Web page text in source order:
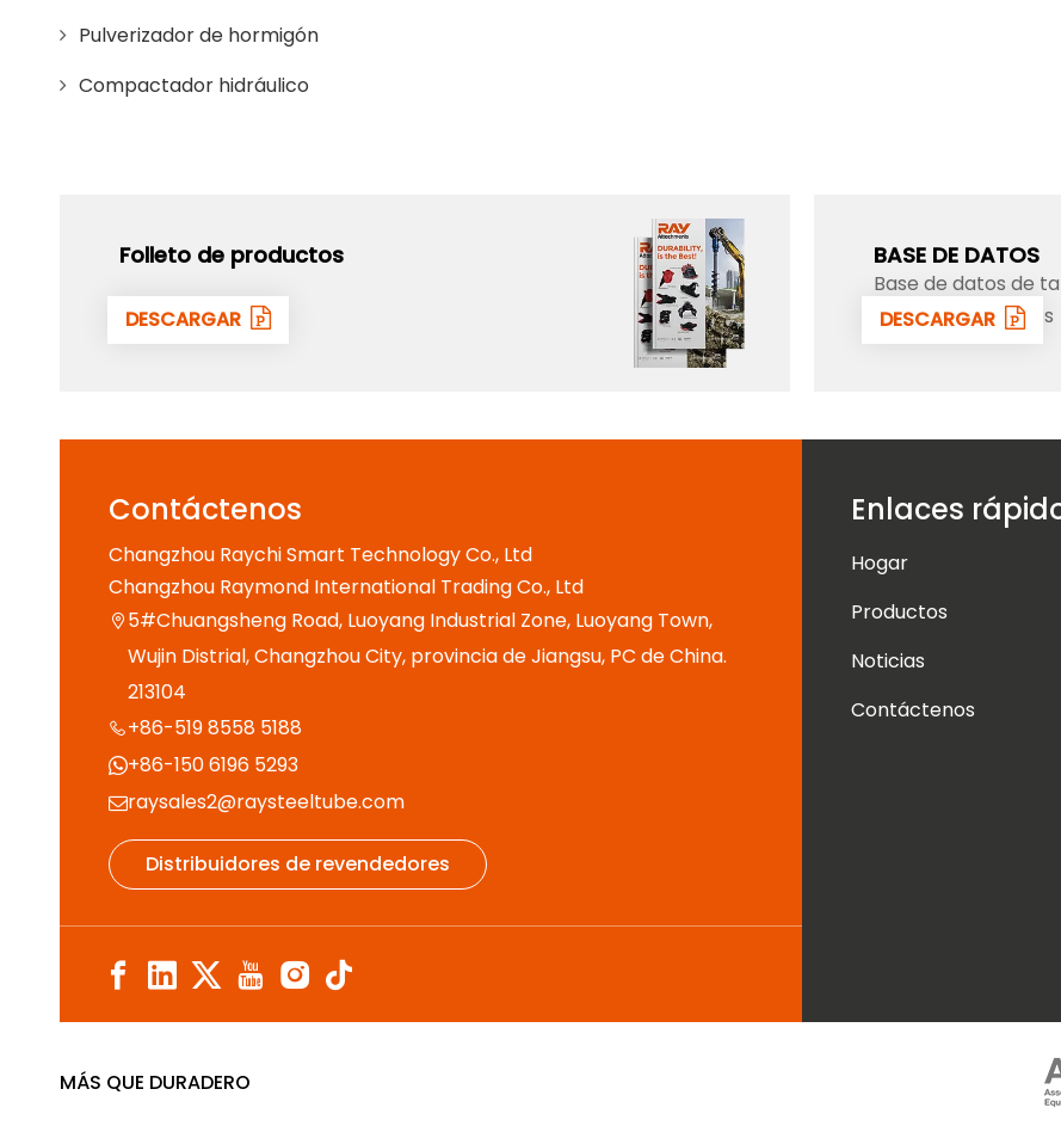
Pulverizador de hormigón
Compactador hidráulico
Folleto de productos
DESCARGAR
BASE DE DATOS
Base de datos de
todos excavadores
DESCARGAR
Contáctenos
Changzhou Raychi Smart Technology Co., Ltd
Changzhou Raymond International Trading Co., Ltd
 5#Chuangsheng Road, Luoyang Industrial Zone, Luoyang Town,
Wujin Distrial, Changzhou City, provincia de Jiangsu, PC de China.
213104
+86-519 8558 5188
+86-150 6196 5293
raysales2@raysteeltube.com
Distribuidores de revendedores
Enlaces
Hogar
Productos
Noticias
Contáctenos
MÁS QUE DURADERO